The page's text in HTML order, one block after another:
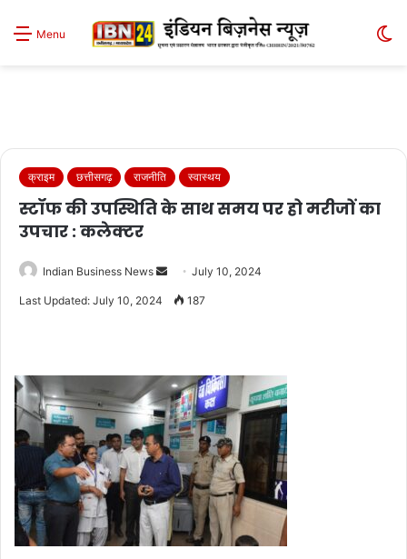
Menu
क्राइम छत्तीसगढ़ राजनीति स्वास्थय
स्टॉफ की उपस्थिति के साथ समय पर हो मरीजों का
उपचार : कलेक्टर
Indian Business News
Send
an
July 10, 2024
Last Updated: July 10, 2024 187